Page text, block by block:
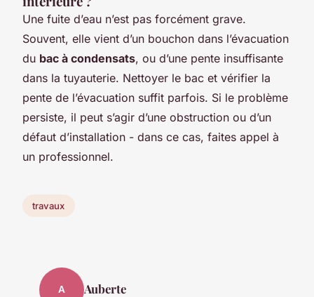
Une fuite d’eau n’est pas forcément grave.
Souvent, elle vient d’un bouchon dans l’évacuation
du bac à condensats, ou d’une pente insuffisante
dans la tuyauterie. Nettoyer le bac et vérifier la
pente de l’évacuation suffit parfois. Si le problème
persiste, il peut s’agir d’une obstruction ou d’un
défaut d’installation - dans ce cas, faites appel à
un professionnel.
travaux
A Auberte